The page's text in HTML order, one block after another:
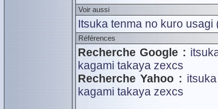
Voir aussi
Itsuka tenma no kuro usagi
Références
Recherche Google :
kagami takaya zexcs
Recherche Yahoo :
kagami takaya zexcs